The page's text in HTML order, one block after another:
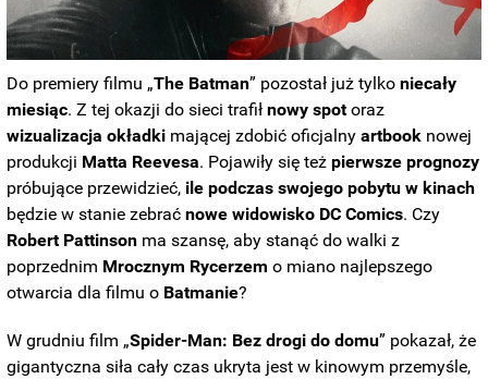
Do premiery filmu „The Batman” pozostał już tylkoniecały
miesiąc. Z tej okazji do sieci trafiłnowy spotoraz
wizualizacja okładki mającej zdobić oficjalnyartbook nowej
produkcji Matta Reevesa. Pojawiły się teżpierwsze prognozy
próbujące przewidzieć, ile podczas swojego pobytu w kinach
będzie w stanie zebraćnowe widowisko DC Comics. Czy
Robert Pattinson ma szansę, aby stanąć do walki z
poprzednim Mrocznym Rycerzem o miano najlepszego
otwarcia dla filmu o Batmanie?
W grudniu film „Spider-Man: Bez drogi do domu” pokazał, że
gigantyczna siła cały czas ukryta jest w kinowym przemyśle,